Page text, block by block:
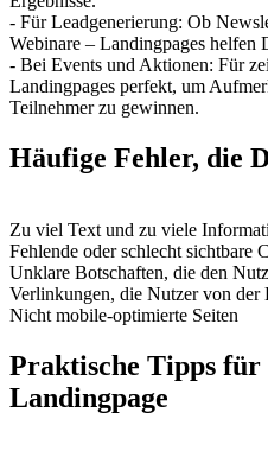
- Für Leadgenerierung: Ob
Webinare – Landingpages helfen
- Bei Events und Aktionen: Für
Landingpages perfekt, um
Teilnehmer zu gewinnen.
Häufige Fehler, die
Zu viel Text und zu viele
Fehlende oder schlecht sichtbare
Unklare Botschaften, die den
Verlinkungen, die Nutzer von der
Nicht mobile-optimierte Seiten
Praktische Tipps für
Landingpage